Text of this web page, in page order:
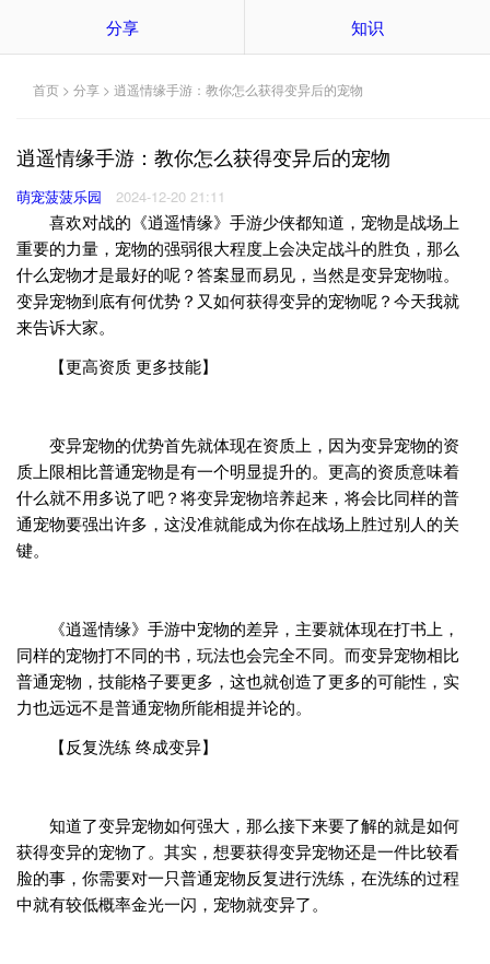
分享 知识
首页 > 分享 > 逍遥情缘手游：教你怎么获得变异后的宠物
逍遥情缘手游：教你怎么获得变异后的宠物
萌宠菠菠乐园 2024-12-20 21:11
喜欢对战的《逍遥情缘》手游少侠都知道，宠物是战场上
重要的力量，宠物的强弱很大程度上会决定战斗的胜负，那么
什么宠物才是最好的呢？答案显而易见，当然是变异宠物啦。
变异宠物到底有何优势？又如何获得变异的宠物呢？今天我就
来告诉大家。
【更高资质 更多技能】
变异宠物的优势首先就体现在资质上，因为变异宠物的资
质上限相比普通宠物是有一个明显提升的。更高的资质意味着
什么就不用多说了吧？将变异宠物培养起来，将会比同样的普
通宠物要强出许多，这没准就能成为你在战场上胜过别人的关
键。
《逍遥情缘》手游中宠物的差异，主要就体现在打书上，
同样的宠物打不同的书，玩法也会完全不同。而变异宠物相比
普通宠物，技能格子要更多，这也就创造了更多的可能性，实
力也远远不是普通宠物所能相提并论的。
【反复洗练 终成变异】
知道了变异宠物如何强大，那么接下来要了解的就是如何
获得变异的宠物了。其实，想要获得变异宠物还是一件比较看
脸的事，你需要对一只普通宠物反复进行洗练，在洗练的过程
中就有较低概率金光一闪，宠物就变异了。